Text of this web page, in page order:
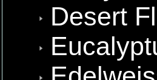
Desert